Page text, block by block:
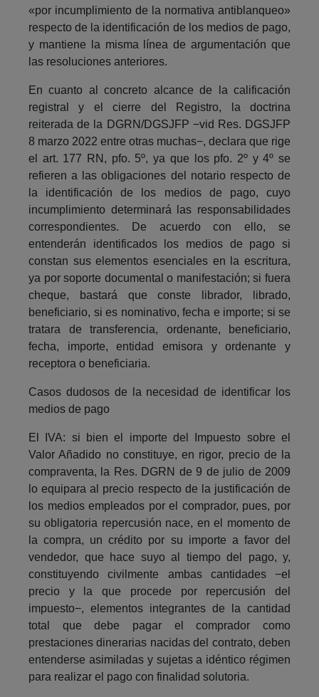
«por incumplimiento de la normativa antiblanqueo»
respecto de la identificación de los medios de pago,
y mantiene la misma línea de argumentación que
las resoluciones anteriores.
En cuanto al concreto alcance de la calificación
registral y el cierre del Registro, la doctrina
reiterada de la DGRN/DGSJFP −vid Res. DGSJFP
8 marzo 2022 entre otras muchas−, declara que rige
el art. 177 RN, pfo. 5º, ya que los pfo. 2º y 4º se
refieren a las obligaciones del notario respecto de
la identificación de los medios de pago, cuyo
incumplimiento determinará las responsabilidades
correspondientes. De acuerdo con ello, se
entenderán identificados los medios de pago si
constan sus elementos esenciales en la escritura,
ya por soporte documental o manifestación; si fuera
cheque, bastará que conste librador, librado,
beneficiario, si es nominativo, fecha e importe; si se
tratara de transferencia, ordenante, beneficiario,
fecha, importe, entidad emisora y ordenante y
receptora o beneficiaria.
Casos dudosos de la necesidad de identificar los
medios de pago
El IVA: si bien el importe del Impuesto sobre el
Valor Añadido no constituye, en rigor, precio de la
compraventa, la Res. DGRN de 9 de julio de 2009
lo equipara al precio respecto de la justificación de
los medios empleados por el comprador, pues, por
su obligatoria repercusión nace, en el momento de
la compra, un crédito por su importe a favor del
vendedor, que hace suyo al tiempo del pago, y,
constituyendo civilmente ambas cantidades −el
precio y la que procede por repercusión del
impuesto−, elementos integrantes de la cantidad
total que debe pagar el comprador como
prestaciones dinerarias nacidas del contrato, deben
entenderse asimiladas y sujetas a idéntico régimen
para realizar el pago con finalidad solutoria.